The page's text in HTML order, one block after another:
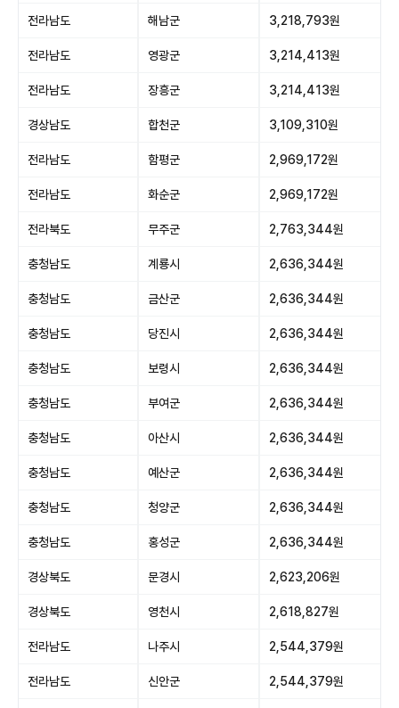
전라남도 해남군 3,218,793원
전라남도 영광군 3,214,413원
전라남도 장흥군 3,214,413원
경상남도 합천군 3,109,310원
전라남도 함평군 2,969,172원
전라남도 화순군 2,969,172원
전라북도 무주군 2,763,344원
충청남도 계룡시 2,636,344원
충청남도 금산군 2,636,344원
충청남도 당진시 2,636,344원
충청남도 보령시 2,636,344원
충청남도 부여군 2,636,344원
충청남도 아산시 2,636,344원
충청남도 예산군 2,636,344원
충청남도 청양군 2,636,344원
충청남도 홍성군 2,636,344원
경상북도 문경시 2,623,206원
경상북도 영천시 2,618,827원
전라남도 나주시 2,544,379원
전라남도 신안군 2,544,379원